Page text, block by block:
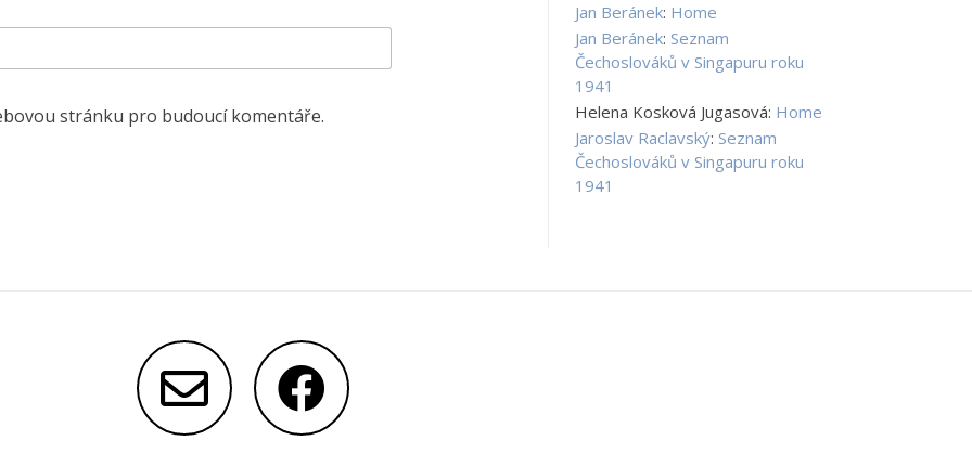
stránku pro budoucí komentáře.
Jan Beránek: Home
Jan Beránek:Seznam
Čechoslováků v Singapuru roku
1941
Helena Kosková Jugasová: Home
Jaroslav Raclavský:Seznam
Čechoslováků v Singapuru roku
1941